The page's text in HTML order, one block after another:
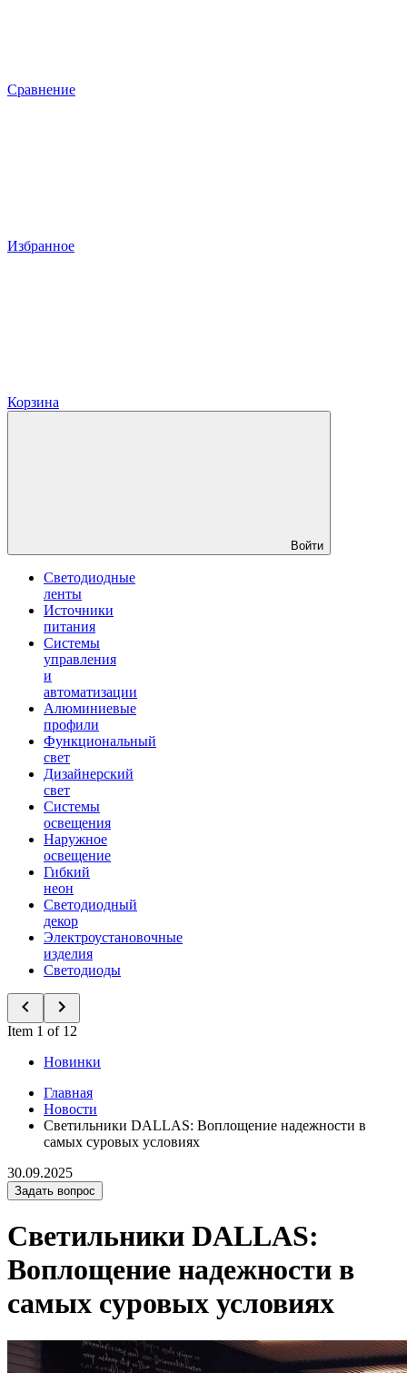
Сравнение
Избранное
Корзина
Войти
Светодиодные
ленты
Источники
питания
Системы
управления
и
автоматизации
Алюминиевые
профили
Функциональный
свет
Дизайнерский
свет
Системы
освещения
Наружное
освещение
Гибкий
неон
Светодиодный
декор
Электроустановочные
изделия
Светодиоды
Item 1 of 12
Новинки
Главная
Новости
Светильники DALLAS: Воплощение надежности в
самых суровых условиях
30.09.2025
Задать вопрос
Светильники DALLAS:
Воплощение надежности в
самых суровых условиях